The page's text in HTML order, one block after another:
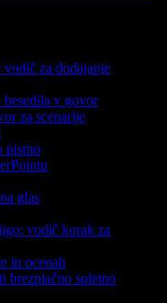
za dodajanje
v govor
za scenarije
pismo
glas
vodič korak za
in ocenah
brezplačno spletno